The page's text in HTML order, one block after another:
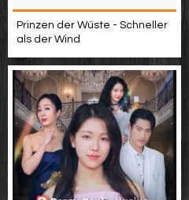
Prinzen der Wüste - Schneller
als der Wind